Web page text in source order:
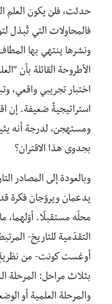
حدثت، فلن يكون العلم
فالمحاولات التي تُبذل
ونشرها ينتهي بها المطاف
الأطروحة القائلة بأن
اختبار تجريبي واقعي،
استراتيجيةٌ ضعيفة. إن
ومستهجن، لدرجة أنه
بجدوى هذا الاقتران؟
وبالعودة إلى المصادر
يدعمان ويروّجان فكرة
محلّه مستقبلًا. أوّلهما،
التقدّمية للتاريخ-
أوغست كونت- من نظريةٍ
بثلاث مراحل: المرحلة
والمرحلة العلمية أو